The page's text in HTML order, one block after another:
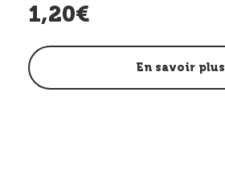
1,20€
En savoir plus